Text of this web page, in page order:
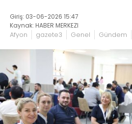
Giriş: 03-06-2026 15:47
Kaynak: HABER MERKEZI
Afyon gazete3 Genel Gündem